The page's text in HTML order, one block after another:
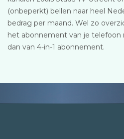
(onbeperkt) bellen naar heel
bedrag per maand. Wel zo
het abonnement van je telefoon
dan van 4-in-1 abonnement.